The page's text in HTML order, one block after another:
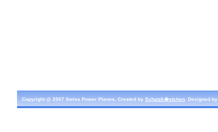
Copyright @ 2007 Swiss Power Planes. Created by Schatzk�stchen . Designed